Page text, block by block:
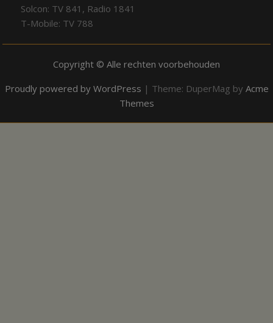
Solcon: TV 841, Radio 1841
T-Mobile: TV 788
Copyright © Alle rechten voorbehouden
Proudly powered by WordPress | Theme: DuperMag by Acme
Themes